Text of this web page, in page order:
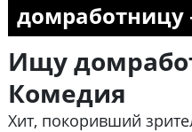
Ищу
Комедия
Хит, покоривший